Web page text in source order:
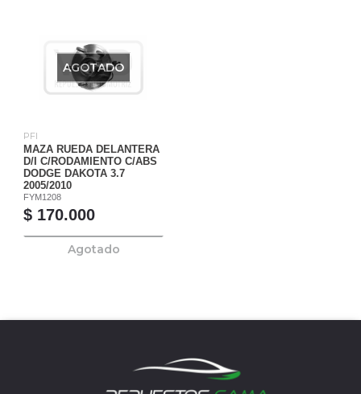
AGOTADO
PFI
MAZA RUEDA DELANTERA
D/I C/RODAMIENTO C/ABS
DODGE DAKOTA 3.7
2005/2010
FYM1208
$ 170.000
Agotado